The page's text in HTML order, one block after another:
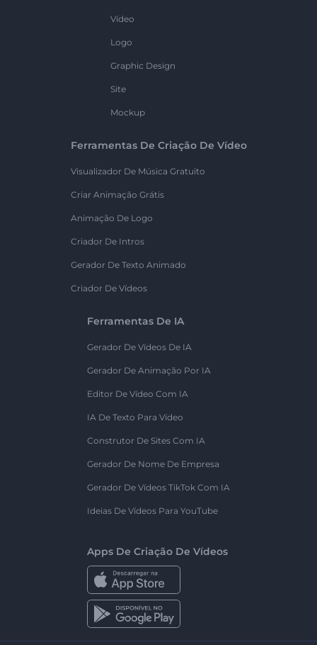
Vídeo
Logo
Graphic Design
Site
Mockup
Ferramentas De Criação De Vídeo
Visualizador De Música Gratuito
Criar Animação Grátis
Animação De Logo
Criador De Intros
Gerador De Texto Animado
Criador De Vídeos
Ferramentas De IA
Gerador De Vídeos De IA
Gerador De Animação Por IA
Editor De Vídeo Com IA
IA De Texto Para Vídeo
Construtor De Sites Com IA
Gerador De Nome De Empresa
Gerador De Vídeos TikTok Com IA
Ideias De Vídeos Para YouTube
Apps De Criação De Vídeos